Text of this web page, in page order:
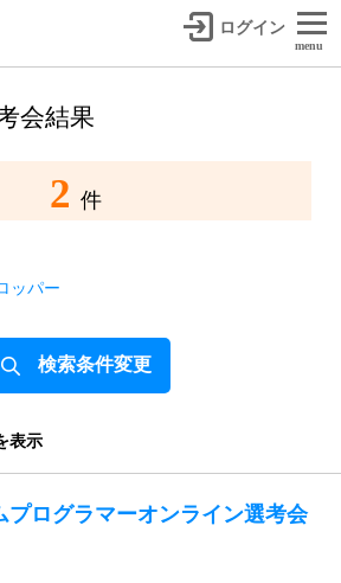
ログイン
menu
会結果
2 件
ッパー
検索条件変更
表示
プログラマーオンライン選考会